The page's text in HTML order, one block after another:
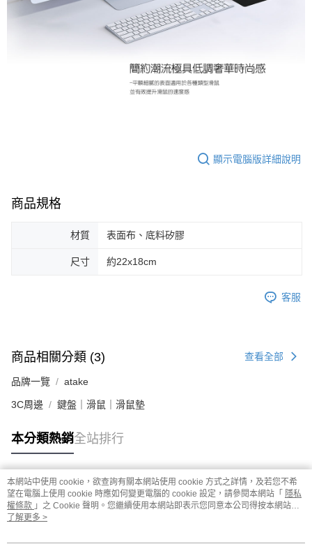
顯示電腦版詳細說明
商品規格
材質 表面布、底料矽膠
尺寸 約22x18cm
客服
商品相關分類 (3) 查看全部
品牌一覽 atake
3C周邊 鍵盤｜滑鼠｜滑鼠墊
本分類熱銷全站排行
熱門標籤
本網站中使用 cookie，欲查詢有關本網站使用 cookie 方式之詳情，及若您不希
望在電腦上使用 cookie 時應如何變更電腦的 cookie 設定，請參閱本網站「 隱私
權條款 」之 Cookie 聲明。您繼續使用本網站即表示您同意本公司得按本網站使
用條款之 Cookie 聲明使用 cookie。
了解更多 >